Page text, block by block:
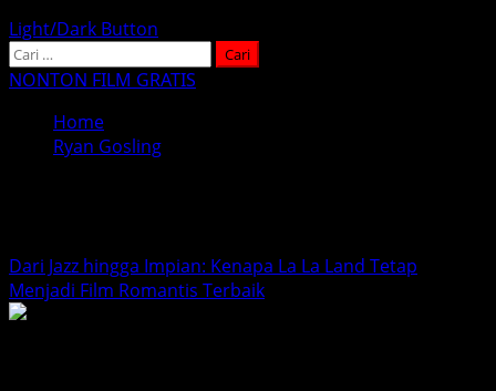
Light/Dark Button
Cari
untuk:
NONTON FILM GRATIS
Home
Ryan Gosling
Dari Jazz hingga Impian: Kenapa La La Land Tetap
Menjadi Film Romantis Terbaik